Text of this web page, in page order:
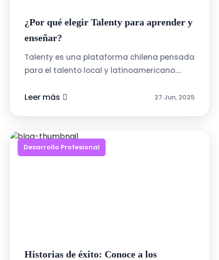
¿Por qué elegir Talenty para aprender y
enseñar?
Talenty es una plataforma chilena pensada
para el talento local y latinoamericano.
amigable: pensada para personas ...
Leer más 27 Jun, 2025
Desarrollo Profesional
Historias de éxito: Conoce a los